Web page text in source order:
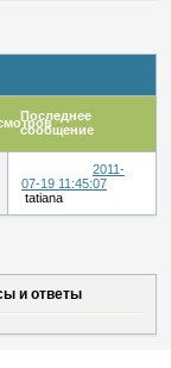
Последнее
сообщение
2011-
07-19 11:45:07
tatiana
и ответы